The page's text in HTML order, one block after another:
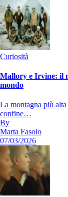
Curiosità
Mallory e Irvine: il
mondo
La montagna più
confine…
By
Marta Fasolo
07/03/2026